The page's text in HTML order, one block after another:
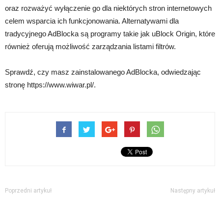
oraz rozważyć wyłączenie go dla niektórych stron internetowych
celem wsparcia ich funkcjonowania. Alternatywami dla
tradycyjnego AdBlocka są programy takie jak uBlock Origin, które
również oferują możliwość zarządzania listami filtrów.
Sprawdź, czy masz zainstalowanego AdBlocka, odwiedzając
stronę https://www.wiwar.pl/.
Poprzedni artykuł Następny artykuł